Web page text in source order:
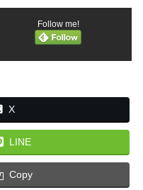
Follow me!
X
LINE
Copy